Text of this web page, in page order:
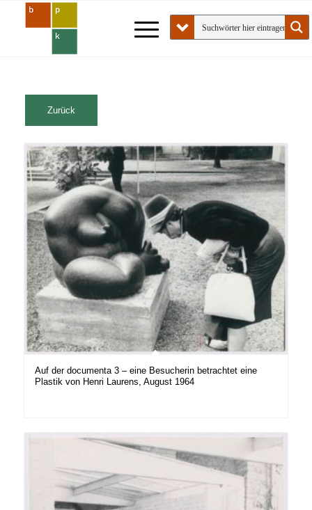
Auf der documenta 3 – eine Besucherin betrachtet eine
Plastik von Henri Laurens, August 1964